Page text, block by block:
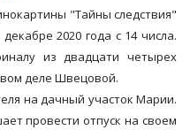
"Тайны следствия"
2020 года с 14 числа.
из двадцати четырех
деле Швецовой.
на дачный участок Марии.
провести отпуск на своем